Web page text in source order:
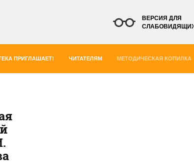
ВЕРСИЯ ДЛЯ
СЛАБОВИДЯЩИХ
ПРИГЛАШАЕТ! ЧИТАТЕЛЯМ МЕТОДИЧЕСКАЯ КОПИЛКА